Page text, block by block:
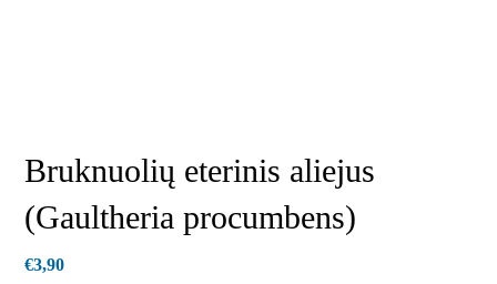
Bruknuolių eterinis aliejus
(Gaultheria procumbens)
€3,90